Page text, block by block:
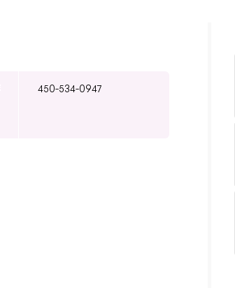
450-534-0947